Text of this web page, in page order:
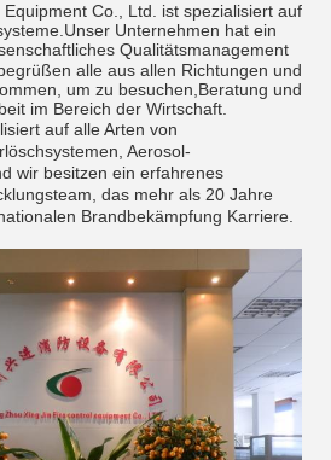
Co., Ltd. ist spezialisiert auf
Unternehmen hat ein
Qualitätsmanagement
alle aus allen Richtungen und
um zu besuchen,Beratung und
im Bereich der Wirtschaft.
auf alle Arten von
Aerosol-
wir besitzen ein erfahrenes
das mehr als 20 Jahre
Brandbekämpfung Karriere.